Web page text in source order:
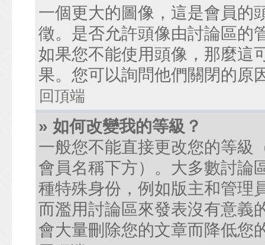
一個更大的圖像，這是會員的
徵。是否允許頭像由討論區的
如果您不能使用頭像，那麼這
果。您可以詢問他們關閉的原
回頂端
» 如何改變我的等級？
一般您不能直接更改您的等級
會員名稱下方）。大多數討論
種特殊身份，例如版主和管理
而濫用討論區來發表沒有意義
會大量刪除您的文章而降低您